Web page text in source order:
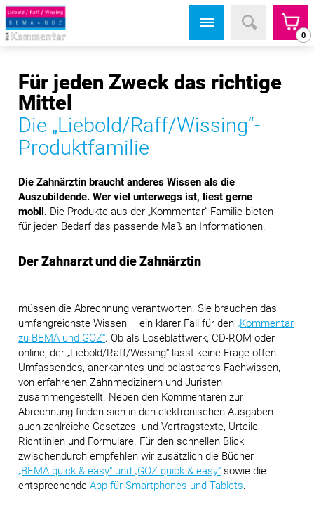
0
Für jeden Zweck das richtige
Mittel
Die „Liebold/Raff/Wissing“-
Produktfamilie
Die Zahnärztin braucht anderes Wissen als die
Auszubildende. Wer viel unterwegs ist, liest gerne
mobil. Die Produkte aus der „Kommentar“-Familie bieten
für jeden Bedarf das passende Maß an Informationen.
Der Zahnarzt und die Zahnärztin
müssen die Abrechnung verantworten. Sie brauchen das
umfangreichste Wissen – ein klarer Fall für den„Kommentar
zu BEMA und GOZ“. Ob als Loseblattwerk, CD-ROM oder
online, der „Liebold/Raff/Wissing“ lässt keine Frage offen.
Umfassendes, anerkanntes und belastbares Fachwissen,
von erfahrenen Zahnmedizinern und Juristen
zusammengestellt. Neben den Kommentaren zur
Abrechnung finden sich in den elektronischen Ausgaben
auch zahlreiche Gesetzes- und Vertragstexte, Urteile,
Richtlinien und Formulare. Für den schnellen Blick
zwischendurch empfehlen wir zusätzlich die Bücher
„BEMA quick & easy“ und„GOZ quick & easy“ sowie die
entsprechendeApp für Smartphones und Tablets.